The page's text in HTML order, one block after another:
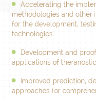
Accelerating the
methodologies and other
for the development,
technologies
Development and
applications of
Improved prediction,
approaches for